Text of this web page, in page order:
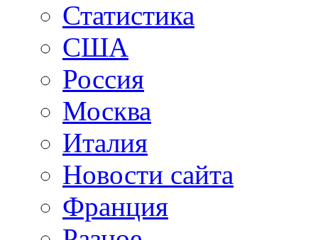
Статистика
США
Россия
Москва
Италия
Новости сайта
Франция